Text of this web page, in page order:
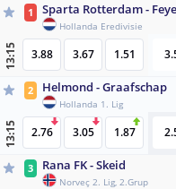
1 Sparta Rotterdam -
Hollanda Eredivisie
13:15 3.88 3.67 1.51
2 Helmond - Graafschap
Hollanda 1. Lig
13:15 2.76 3.05 1.87
3 Rana FK - Skeid
Norveç 2. Lig, 2.Grup